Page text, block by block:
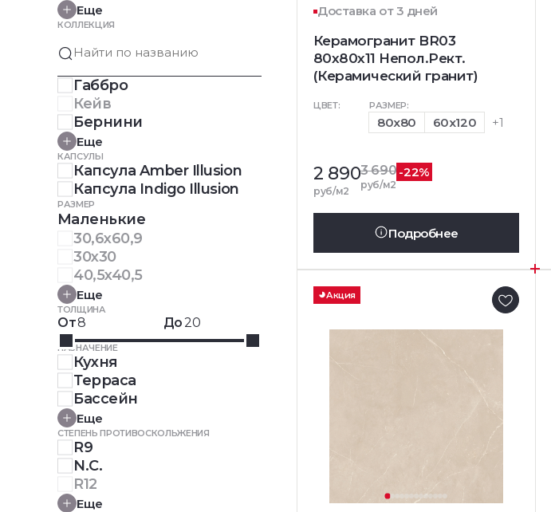
Еще
КОЛЛЕКЦИЯ
Габбро
Кейв
Бернини
Еще
КАПСУЛЫ
Капсула Amber Illusion
Капсула Indigo Illusion
РАЗМЕР
Маленькие
30,6x60,9
30x30
40,5x40,5
Еще
ТОЛЩИНА
От До
НАЗНАЧЕНИЕ
Кухня
Терраса
Бассейн
Еще
СТЕПЕНЬ ПРОТИВОСКОЛЬЖЕНИЯ
R9
N.C.
R12
Еще
Доставка от 3 дней
Керамогранит BR03
80x80x11 Непол.Рект.
(Керамический гранит)
ЦВЕТ: РАЗМЕР:
80x80 60x120 +1
2 890
руб/м2
3 690
руб/м2
-22%
Подробнее
Акция